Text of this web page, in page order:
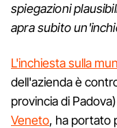
spiegazioni
apra subito
L'inchiesta sulla
dell'azienda è
provincia di
Veneto, ha portato